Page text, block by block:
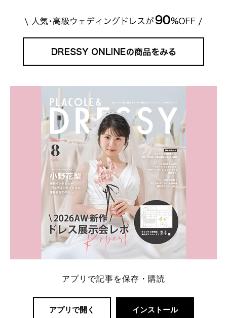
アプリで記事を保存・購読
アプリで開く インストール